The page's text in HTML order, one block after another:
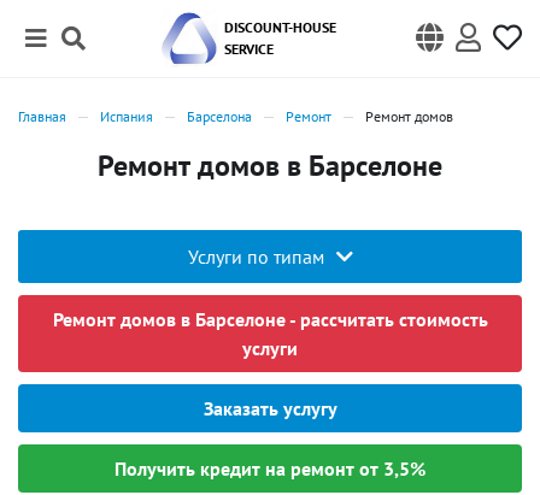
DISCOUNT-HOUSE
SERVICE
Главная Испания Барселона Ремонт Ремонт домов
Ремонт домов в Барселоне
Услуги по типам
Ремонт домов в Барселоне - рассчитать стоимость
услуги
Заказать услугу
Получить кредит на ремонт от 3,5%